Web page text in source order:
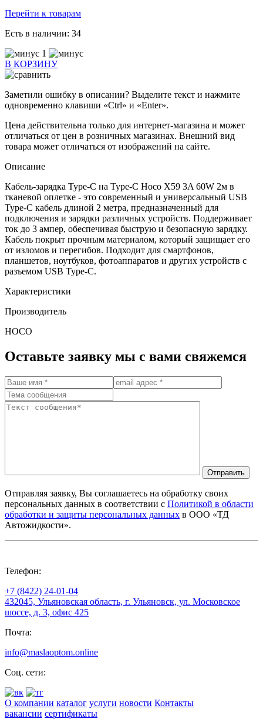
Перейти к товарам
Есть в наличии: 34
1
В КОРЗИНУ
Заметили ошибку в описании? Выделите текст и нажмите
одновременно клавиши «Ctrl» и «Enter».
Цена действительна только для интернет-магазина и может
отличаться от цен в розничных магазинах. Внешний вид
товара может отличаться от изображений на сайте.
Описание
Кабель-зарядка Type-C на Type-C Hoco X59 3A 60W 2м в
тканевой оплетке - это современный и универсальный USB
Type-C кабель длиной 2 метра, предназначенный для
подключения и зарядки различных устройств. Поддерживает
ток до 3 ампер, обеспечивая быструю и безопасную зарядку.
Кабель покрыт прочным материалом, который защищает его
от изломов и перегибов. Подходит для смартфонов,
планшетов, ноутбуков, фотоаппаратов и других устройств с
разъемом USB Type-C.
Характеристики
Производитель
HOCO
Оставьте заявку мы с вами свяжемся
Отправить
Отправляя заявку, Вы соглашаетесь на обработку своих
персональных данных в соответствии с Политикой в области
обработки и защиты персональных данных в ООО «ТД
Автожидкости».
Телефон:
+7 (8422) 24-01-04
432045, Ульяновская область, г. Ульяновск, ул. Московское
шоссе, д. 3, офис 425
Почта:
info@maslaoptom.online
Соц. сети:
О компании каталог услуги новости Контакты
вакансии сертификаты